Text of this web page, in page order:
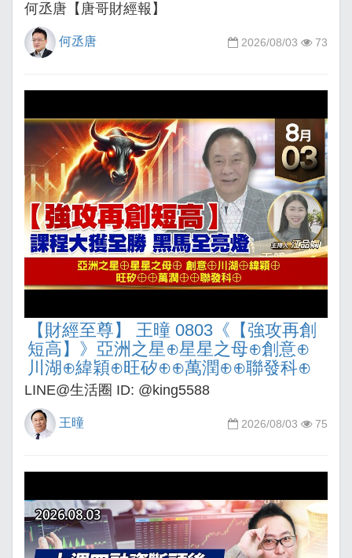
何丞唐【唐哥財經報】
何丞唐 2026/08/03 73
【財經至尊】 王曈 0803《【強攻再創
短高】》亞洲之星⊕星星之母⊕創意⊕
川湖⊕緯穎⊕旺矽⊕⊕萬潤⊕⊕聯發科⊕
LINE@生活圈 ID: @king5588
王曈 2026/08/03 75